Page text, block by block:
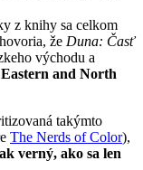
z knihy sa celkom
že Duna: Časť
východu a
and North
takýmto
The Nerds of Color),
verný, ako sa len